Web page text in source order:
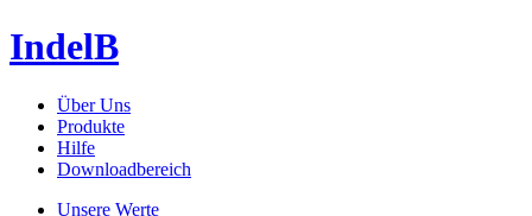
IndelB
Über Uns
Produkte
Hilfe
Downloadbereich
Unsere Werte